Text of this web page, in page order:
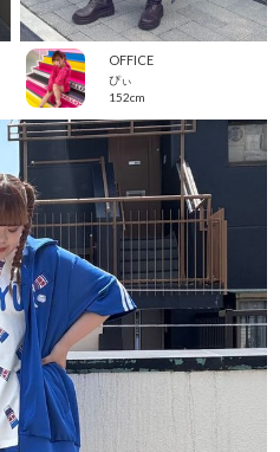
OFFICE
ぴぃ
152cm